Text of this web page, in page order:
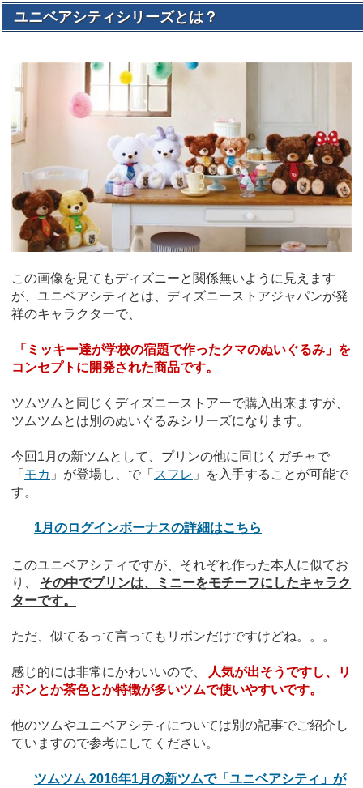
ユニベアシティシリーズとは？
この画像を見てもディズニーと関係無いように見えます
が、ユニベアシティとは、ディズニーストアジャパンが発
祥のキャラクターで、
「ミッキー達が学校の宿題で作ったクマのぬいぐるみ」を
コンセプトに開発された商品です。
ツムツムと同じくディズニーストアーで購入出来ますが、
ツムツムとは別のぬいぐるみシリーズになります。
今回1月の新ツムとして、プリンの他に同じくガチャで
「 モカ 」が登場し、で「 スフレ 」を入手することが可能で
す。
1月のログインボーナスの詳細はこちら
このユニベアシティですが、それぞれ作った本人に似てお
り、
その中でプリンは、ミニーをモチーフにしたキャラク
ターです。
ただ、似てるって言ってもリボンだけですけどね。。。
感じ的には非常にかわいいので、
人気が出そうですし、リ
ボンとか茶色とか特徴が多いツムで使いやすいです。
他のツムやユニベアシティについては別の記事でご紹介し
ていますので参考にしてください。
ツムツム 2016年1月の新ツムで「ユニベアシティ」が